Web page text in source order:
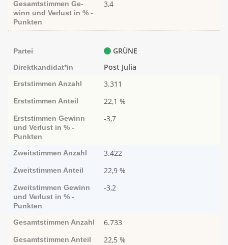
Gesamtstimmen Ge­­
winn und Ver­­lust in % -
Punk­ten
3,4
Partei GRÜNE
Direktkandidat*in Post Julia
Erststimmen Anzahl 3.311
Erststimmen Anteil 22,1 %
Erststimmen Ge­­winn
und Ver­­lust in % -
Punk­ten
-3,7
Zweitstimmen Anzahl 3.422
Zweitstimmen Anteil 22,9 %
Zweitstimmen Ge­­winn
und Ver­­lust in % -
Punk­ten
-3,2
Gesamtstimmen Anzahl 6.733
Gesamtstimmen Anteil 22,5 %